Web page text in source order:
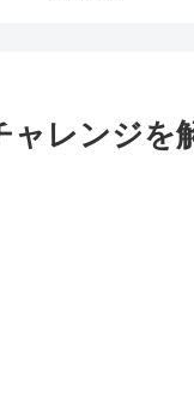
レンジを